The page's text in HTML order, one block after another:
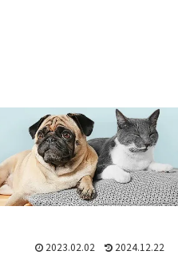
2023.02.02 2024.12.22